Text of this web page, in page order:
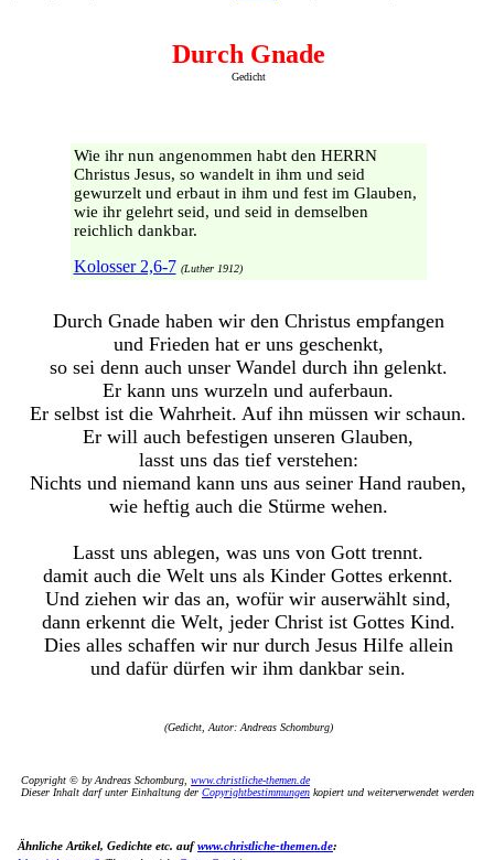
Durch Gnade
Gedicht
Wie ihr nun angenommen habt den HERRN
Christus Jesus, so wandelt in ihm und seid
gewurzelt und erbaut in ihm und fest im Glauben,
wie ihr gelehrt seid, und seid in demselben
reichlich dankbar.
Kolosser 2,6-7 (Luther 1912)
Durch Gnade haben wir den Christus empfangen
und Frieden hat er uns geschenkt,
so sei denn auch unser Wandel durch ihn gelenkt.
Er kann uns wurzeln und auferbaun.
Er selbst ist die Wahrheit. Auf ihn müssen wir schaun.
Er will auch befestigen unseren Glauben,
lasst uns das tief verstehen:
Nichts und niemand kann uns aus seiner Hand rauben,
wie heftig auch die Stürme wehen.
Lasst uns ablegen, was uns von Gott trennt.
damit auch die Welt uns als Kinder Gottes erkennt.
Und ziehen wir das an, wofür wir auserwählt sind,
dann erkennt die Welt, jeder Christ ist Gottes Kind.
Dies alles schaffen wir nur durch Jesus Hilfe allein
und dafür dürfen wir ihm dankbar sein.
(Gedicht, Autor: Andreas Schomburg)
Copyright © by Andreas Schomburg, www.christliche-themen.de
Dieser Inhalt darf unter Einhaltung der Copyrightbestimmungen kopiert und weiterverwendet werden
Ähnliche Artikel, Gedichte etc. aufwww.christliche-themen.de: